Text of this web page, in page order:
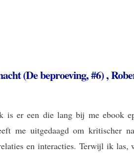
(De beproeving, #6) ,
is er een die lang bij me ebook
me uitgedaagd om kritischer
en interacties. Terwijl ik las,